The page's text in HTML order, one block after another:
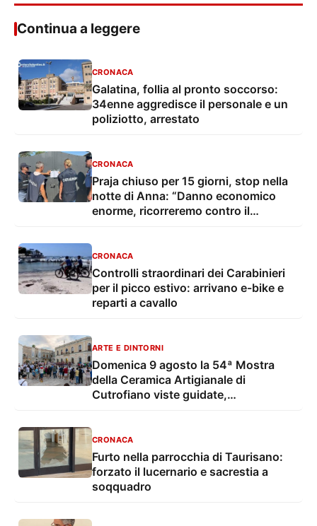
Continua a leggere
CRONACA
Galatina, follia al pronto soccorso:
34enne aggredisce il personale e un
poliziotto, arrestato
CRONACA
Praja chiuso per 15 giorni, stop nella
notte di Anna: “Danno economico
enorme, ricorreremo contro il
CRONACA
Controlli straordinari dei Carabinieri
per il picco estivo: arrivano e-bike e
reparti a cavallo
ARTE E DINTORNI
Domenica 9 agosto la 54ª Mostra
della Ceramica Artigianale di
Cutrofiano viste guidate,
CRONACA
Furto nella parrocchia di Taurisano:
forzato il lucernario e sacrestia a
soqquadro